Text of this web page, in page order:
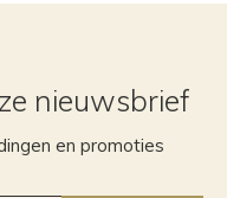
nieuwsbrief
en promoties